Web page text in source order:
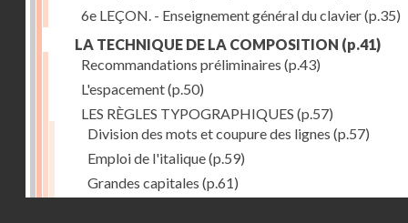
6e LEÇON. - Enseignement général du clavier(p.35)
LA TECHNIQUE DE LA COMPOSITION (p.41)
Recommandations préliminaires (p.43)
L'espacement(p.50)
LES RÈGLES TYPOGRAPHIQUES (p.57)
Division des mots et coupure des lignes (p.57)
Emploi de l'italique(p.59)
Grandes capitales (p.61)